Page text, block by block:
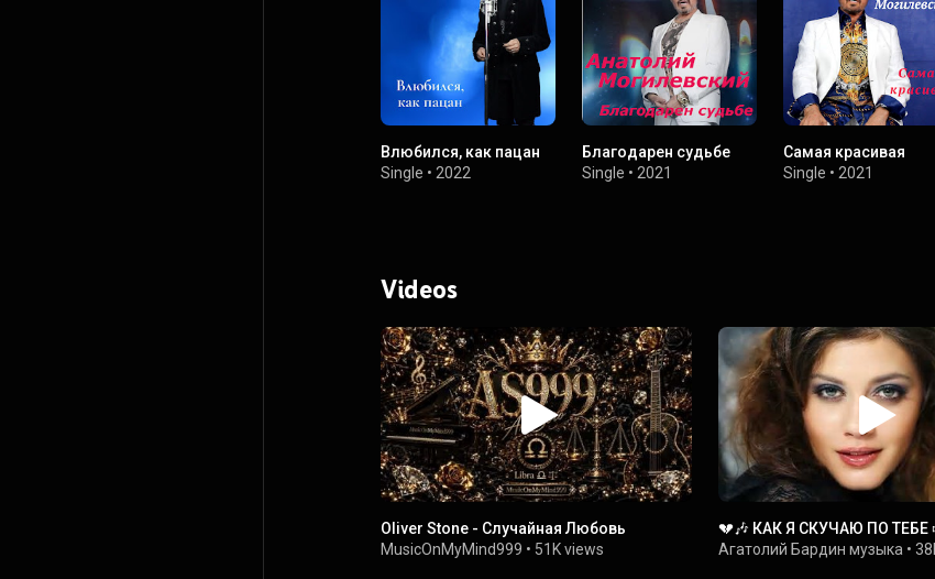
Влюбился, как пацан
Single • 2022
Благодарен судьбе
Single • 2021
Самая красивая
Single • 2021
Videos
Oliver Stone - Случайная Любовь
MusicOnMyMind999 • 51K views
💔🎶 КАК Я СКУЧАЮ
Агатолий Бардин музыка •